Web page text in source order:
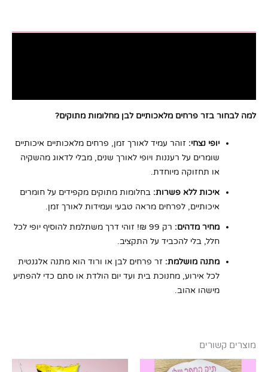
למה לבחור בזר פרחים מלאכותיים לבן מחלומות מתוקים?
יופי נצחי: זוהר עמיד לאורך זמן, פרחים מלאכותיים איכותיים
שומרים על רעננות ויופי לאורך שנים, מבלי לדאוג מהשקיה
או תחזוקה מיוחדת.
איכות ללא פשרות: בחלומות מתוקים מקפידים על חומרים
איכותיים, לפרחים מראה טבעי ועמידות לאורך זמן.
מחיר מדהים:
רק 99 ₪! זוהי דרך משתלמת להוסיף יופי לכל
חלל, בלי להכביד על התקציב.
מתנה מושלמת: זר פרחים לבן או ורוד הוא מתנה אלגנטית
לכל אירוע, מחנוכת בית ועד יום הולדת או סתם כדי להפתיע
מישהו אהוב.
מוצרים קשורים